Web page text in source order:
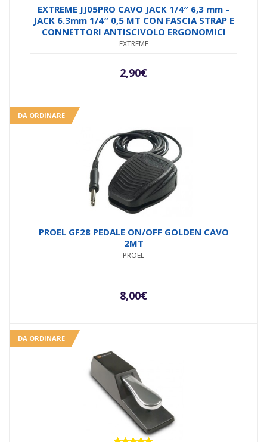
Valutato
5.00su 5
EXTREME JJ05PRO CAVO JACK 1/4″ 6,3 mm –
JACK 6.3mm 1/4″ 0,5 MT CON FASCIA STRAP E
CONNETTORI ANTISCIVOLO ERGONOMICI
EXTREME
2,90€
DA ORDINARE
PROEL GF28 PEDALE ON/OFF GOLDEN CAVO
2MT
PROEL
8,00€
DA ORDINARE